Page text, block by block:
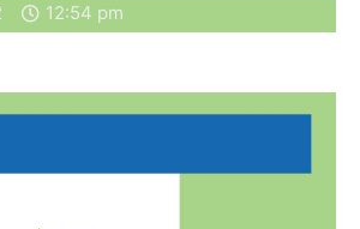
12:54 pm